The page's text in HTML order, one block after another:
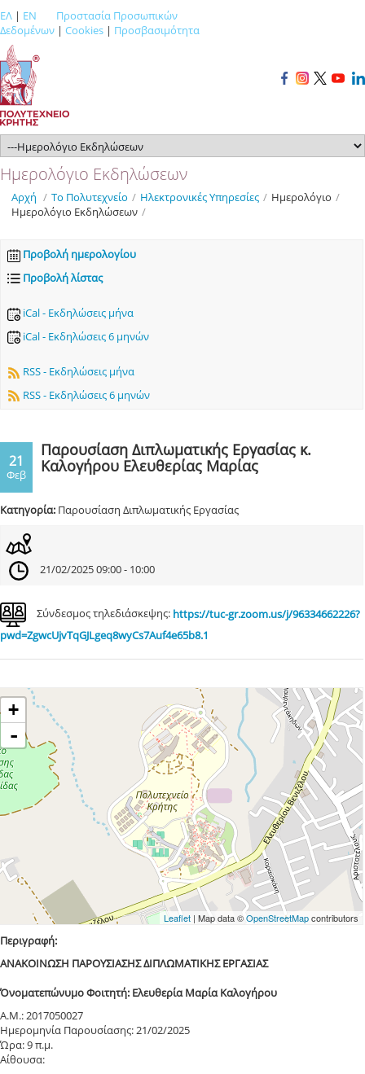
ΕΛ | EN
Προστασία Προσωπικών
Δεδομένων | Cookies | Προσβασιμότητα
Ημερολόγιο Εκδηλώσεων
Αρχή / Το Πολυτεχνείο / Ηλεκτρονικές Υπηρεσίες / Ημερολόγιο /
Ημερολόγιο Εκδηλώσεων /
Προβολή ημερολογίου
Προβολή λίστας
iCal - Εκδηλώσεις μήνα
iCal - Εκδηλώσεις 6 μηνών
RSS - Εκδηλώσεις μήνα
RSS - Εκδηλώσεις 6 μηνών
21
Φεβ
Παρουσίαση Διπλωματικής Εργασίας κ.
Καλογήρου Ελευθερίας Μαρίας
Κατηγορία: Παρουσίαση Διπλωματικής Εργασίας
21/02/2025 09:00 - 10:00
Σύνδεσμος τηλεδιάσκεψης: https://tuc-gr.zoom.us/j/96334662226?
pwd=ZgwcUjvTqGJLgeq8wyCs7Auf4e65b8.1
+
-
Leaflet| Map data ©OpenStreetMapcontributors
Περιγραφή:
ΑΝΑΚΟΙΝΩΣΗ ΠΑΡΟΥΣΙΑΣΗΣ ΔΙΠΛΩΜΑΤΙΚΗΣ ΕΡΓΑΣΙΑΣ
Όνοματεπώνυμο Φοιτητή: Ελευθερία Μαρία Καλογήρου
Α.Μ.: 2017050027
Ημερομηνία Παρουσίασης: 21/02/2025
Ώρα: 9 π.μ.
Αίθουσα: